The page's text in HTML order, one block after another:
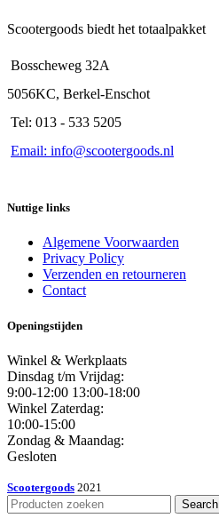
Scootergoods biedt het totaalpakket
Bosscheweg 32A
5056KC, Berkel-Enschot
Tel: 013 - 533 5205
Email: info@scootergoods.nl
Nuttige links
Algemene Voorwaarden
Privacy Policy
Verzenden en retourneren
Contact
Openingstijden
Winkel & Werkplaats
Dinsdag t/m Vrijdag:
9:00-12:00 13:00-18:00
Winkel Zaterdag:
10:00-15:00
Zondag & Maandag:
Gesloten
Scootergoods 2021
Search